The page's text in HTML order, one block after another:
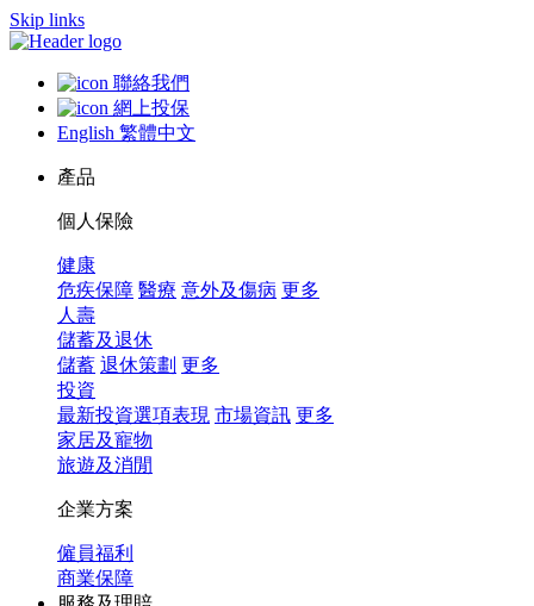
Skip links
聯絡我們
網上投保
English 繁體中文
產品
個人保險
健康
危疾保障 醫療 意外及傷病 更多
人壽
儲蓄及退休
儲蓄 退休策劃 更多
投資
最新投資選項表現 市場資訊 更多
家居及寵物
旅遊及消閒
企業方案
僱員福利
商業保障